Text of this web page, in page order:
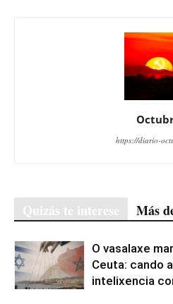
https://diario-
Quizás te interese Más
O vasalaxe
Ceuta: cando
intelixencia